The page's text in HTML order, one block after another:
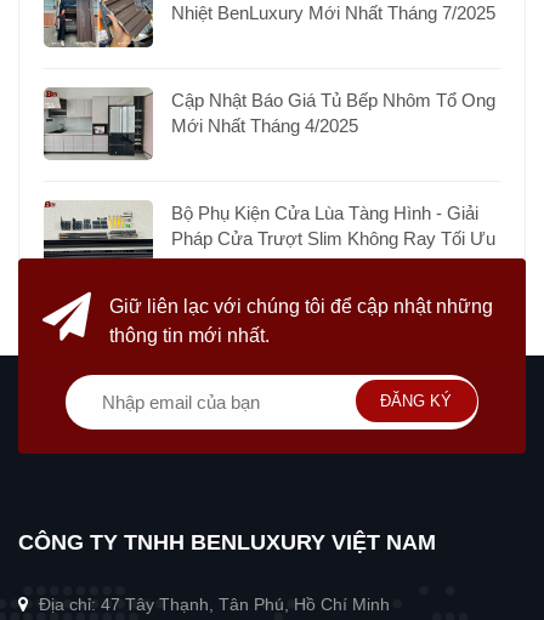
Nhiệt BenLuxury Mới Nhất Tháng 7/2025
Cập Nhật Báo Giá Tủ Bếp Nhôm Tổ Ong
Mới Nhất Tháng 4/2025
Bộ Phụ Kiện Cửa Lùa Tàng Hình - Giải
Pháp Cửa Trượt Slim Không Ray Tối Ưu
Giữ liên lạc với chúng tôi để cập nhật những
thông tin mới nhất.
ĐĂNG KÝ
CÔNG TY TNHH BENLUXURY VIỆT NAM
Địa chỉ: 47 Tây Thạnh, Tân Phú, Hồ Chí Minh